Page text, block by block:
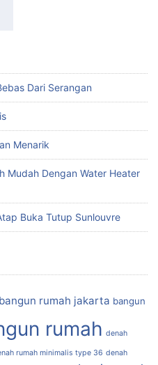
Dari Serangan
Menarik
Mudah Dengan Water Heater
Buka Tutup Sunlouvre
bangun rumah jakarta bangun
rumah denah
rumah minimalis type 36 denah